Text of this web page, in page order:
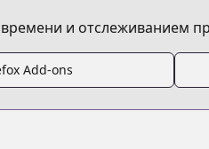
и отслеживанием
Add-ons